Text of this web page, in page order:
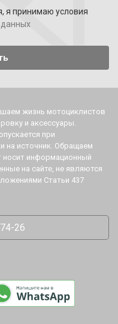
я принимаю условия
данных
жизнь мотоциклистов
и аксессуары.
при
на источник. Обращаем
носит информационный
на сайте, не являются
Статьи 437
26